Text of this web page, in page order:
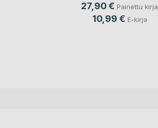
27,90 € Painettu kirja
10,99 € E-kirja